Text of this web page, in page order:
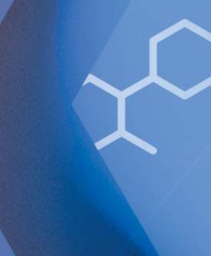
är FNCA Sweden AB,
ovanstående kontaktpersons
den 13 februari 2024 kl 08:00
företag som arbetar med
i kroppen. Implanticas
är ett CE-märkt implantat för
reflux som har potential
inom anti-refluxbehandling
kliniska studieresultat.
på e-hälsa inuti kroppen och har
produktpipeline som